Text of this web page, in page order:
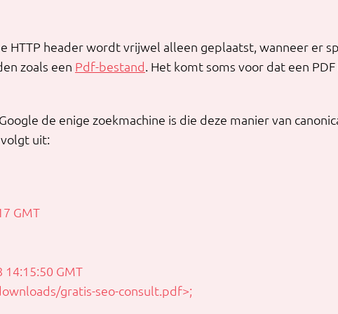
HTTP header wordt vrijwel alleen geplaatst, wanneer er
zoals een Pdf-bestand . Het komt soms voor dat een
de enige zoekmachine is die deze manier van
uit:
GMT
GMT
gratis-seo-consult.pdf>;